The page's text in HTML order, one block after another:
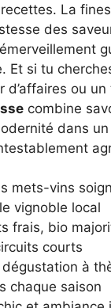
La
des
Et si tu
d’affaires ou
combine
dans
mets-vins
vignoble local
frais, bio
courts
dégustation à
chaque saison